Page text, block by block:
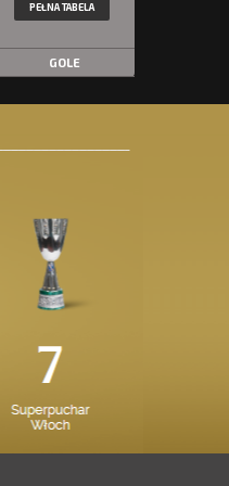
PEŁNA TABELA
GOLE